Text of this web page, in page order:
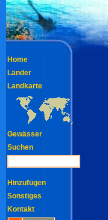
Home
Länder
Landkarte
Gewässer
Suchen
Hinzufügen
Sonstiges
Kontakt